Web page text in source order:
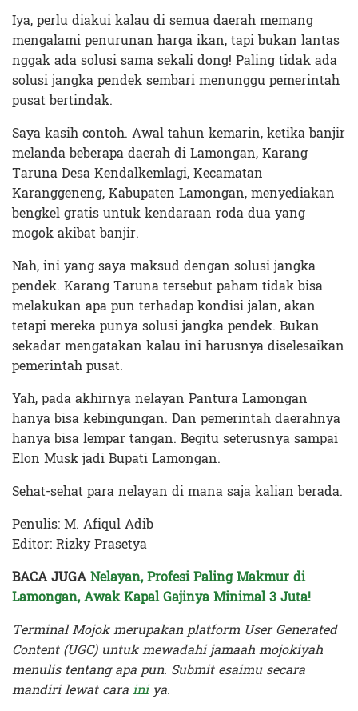
Iya, perlu diakui kalau di semua daerah memang
mengalami penurunan harga ikan, tapi bukan lantas
nggak ada solusi sama sekali dong! Paling tidak ada
solusi jangka pendek sembari menunggu pemerintah
pusat bertindak.
Saya kasih contoh. Awal tahun kemarin, ketika banjir
melanda beberapa daerah di Lamongan, Karang
Taruna Desa Kendalkemlagi, Kecamatan
Karanggeneng, Kabupaten Lamongan, menyediakan
bengkel gratis untuk kendaraan roda dua yang
mogok akibat banjir.
Nah, ini yang saya maksud dengan solusi jangka
pendek. Karang Taruna tersebut paham tidak bisa
melakukan apa pun terhadap kondisi jalan, akan
tetapi mereka punya solusi jangka pendek. Bukan
sekadar mengatakan kalau ini harusnya diselesaikan
pemerintah pusat.
Yah, pada akhirnya nelayan Pantura Lamongan
hanya bisa kebingungan. Dan pemerintah daerahnya
hanya bisa lempar tangan. Begitu seterusnya sampai
Elon Musk jadi Bupati Lamongan.
Sehat-sehat para nelayan di mana saja kalian berada.
Penulis: M. Afiqul Adib
Editor: Rizky Prasetya
BACA JUGANelayan, Profesi Paling Makmur di
Lamongan, Awak Kapal Gajinya Minimal 3 Juta!
Terminal Mojok merupakan platform User Generated
Content (UGC) untuk mewadahi jamaah mojokiyah
menulis tentang apa pun. Submit esaimu secara
mandiri lewat carainiya.